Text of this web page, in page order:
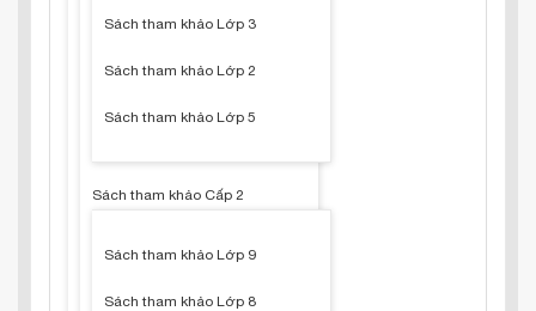
Sách tham khảo Lớp 3
Sách tham khảo Lớp 2
Sách tham khảo Lớp 5
Sách tham khảo Cấp 2
Sách tham khảo Lớp 9
Sách tham khảo Lớp 8